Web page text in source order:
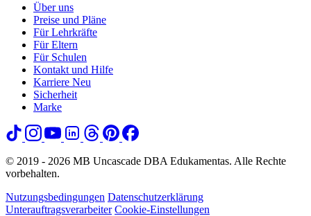
Über uns
Preise und Pläne
Für Lehrkräfte
Für Eltern
Für Schulen
Kontakt und Hilfe
Karriere Neu
Sicherheit
Marke
© 2019 - 2026 MB Uncascade DBA Edukamentas. Alle Rechte
vorbehalten.
Nutzungsbedingungen Datenschutzerklärung
Unterauftragsverarbeiter Cookie-Einstellungen